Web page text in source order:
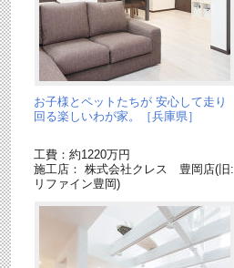
お子様とペットたちが 安心して走り
回る楽しいわが家。［兵庫県］
工費：約1220万円
施工店： 株式会社クレス 豊岡店(旧:
リファイン豊岡)